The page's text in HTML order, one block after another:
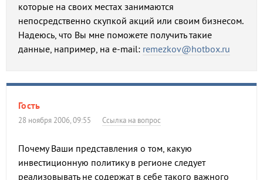
которые на своих местах занимаются
непосредственно скупкой акций или своим бизнесом.
Надеюсь, что Вы мне поможете получить такие
данные, например, на e-mail: remezkov@hotbox.ru
Гость
28 ноября 2006, 09:55 Ссылка на вопрос
Почему Ваши представления о том, какую
инвестиционную политику в регионе следует
реализовывать не содержат в себе такого важного